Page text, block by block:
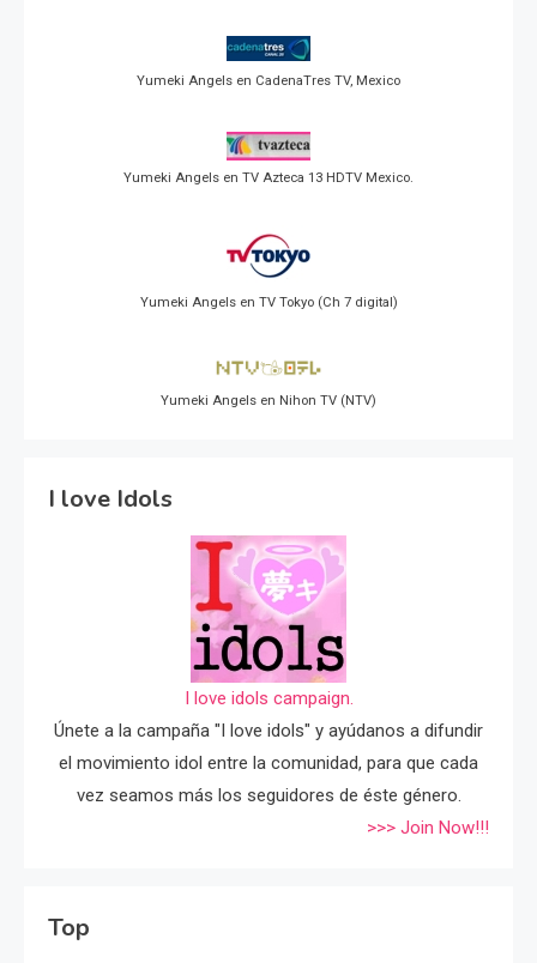
Yumeki Angels en CadenaTres TV, Mexico
Yumeki Angels en TV Azteca 13 HDTV Mexico.
Yumeki Angels en TV Tokyo (Ch 7 digital)
Yumeki Angels en Nihon TV (NTV)
I love Idols
I love idols campaign.
Únete a la campaña "I love idols" y ayúdanos a difundir
el movimiento idol entre la comunidad, para que cada
vez seamos más los seguidores de éste género.
>>> Join Now!!!
Top